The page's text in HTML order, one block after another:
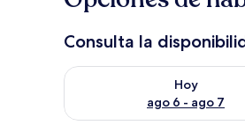
Consulta la
Hoy
ago 6 - ago 7
Consulta la disponibilidad